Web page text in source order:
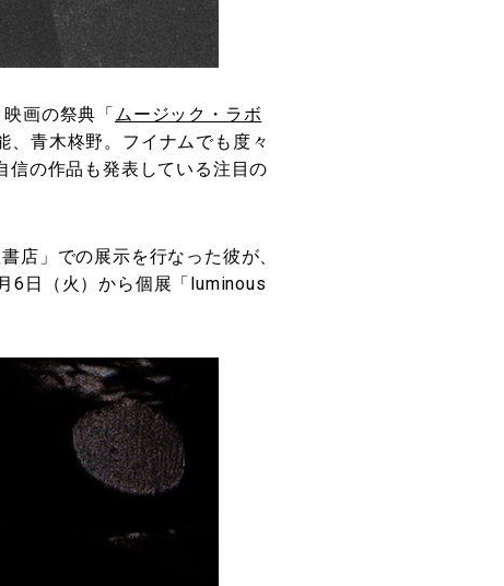
画の祭典「ムージック・ラボ
、青木柊野。フイナムでも度々
信の作品も発表している注目の
店」での展示を行なった彼が、
6日（火）から個展「luminous